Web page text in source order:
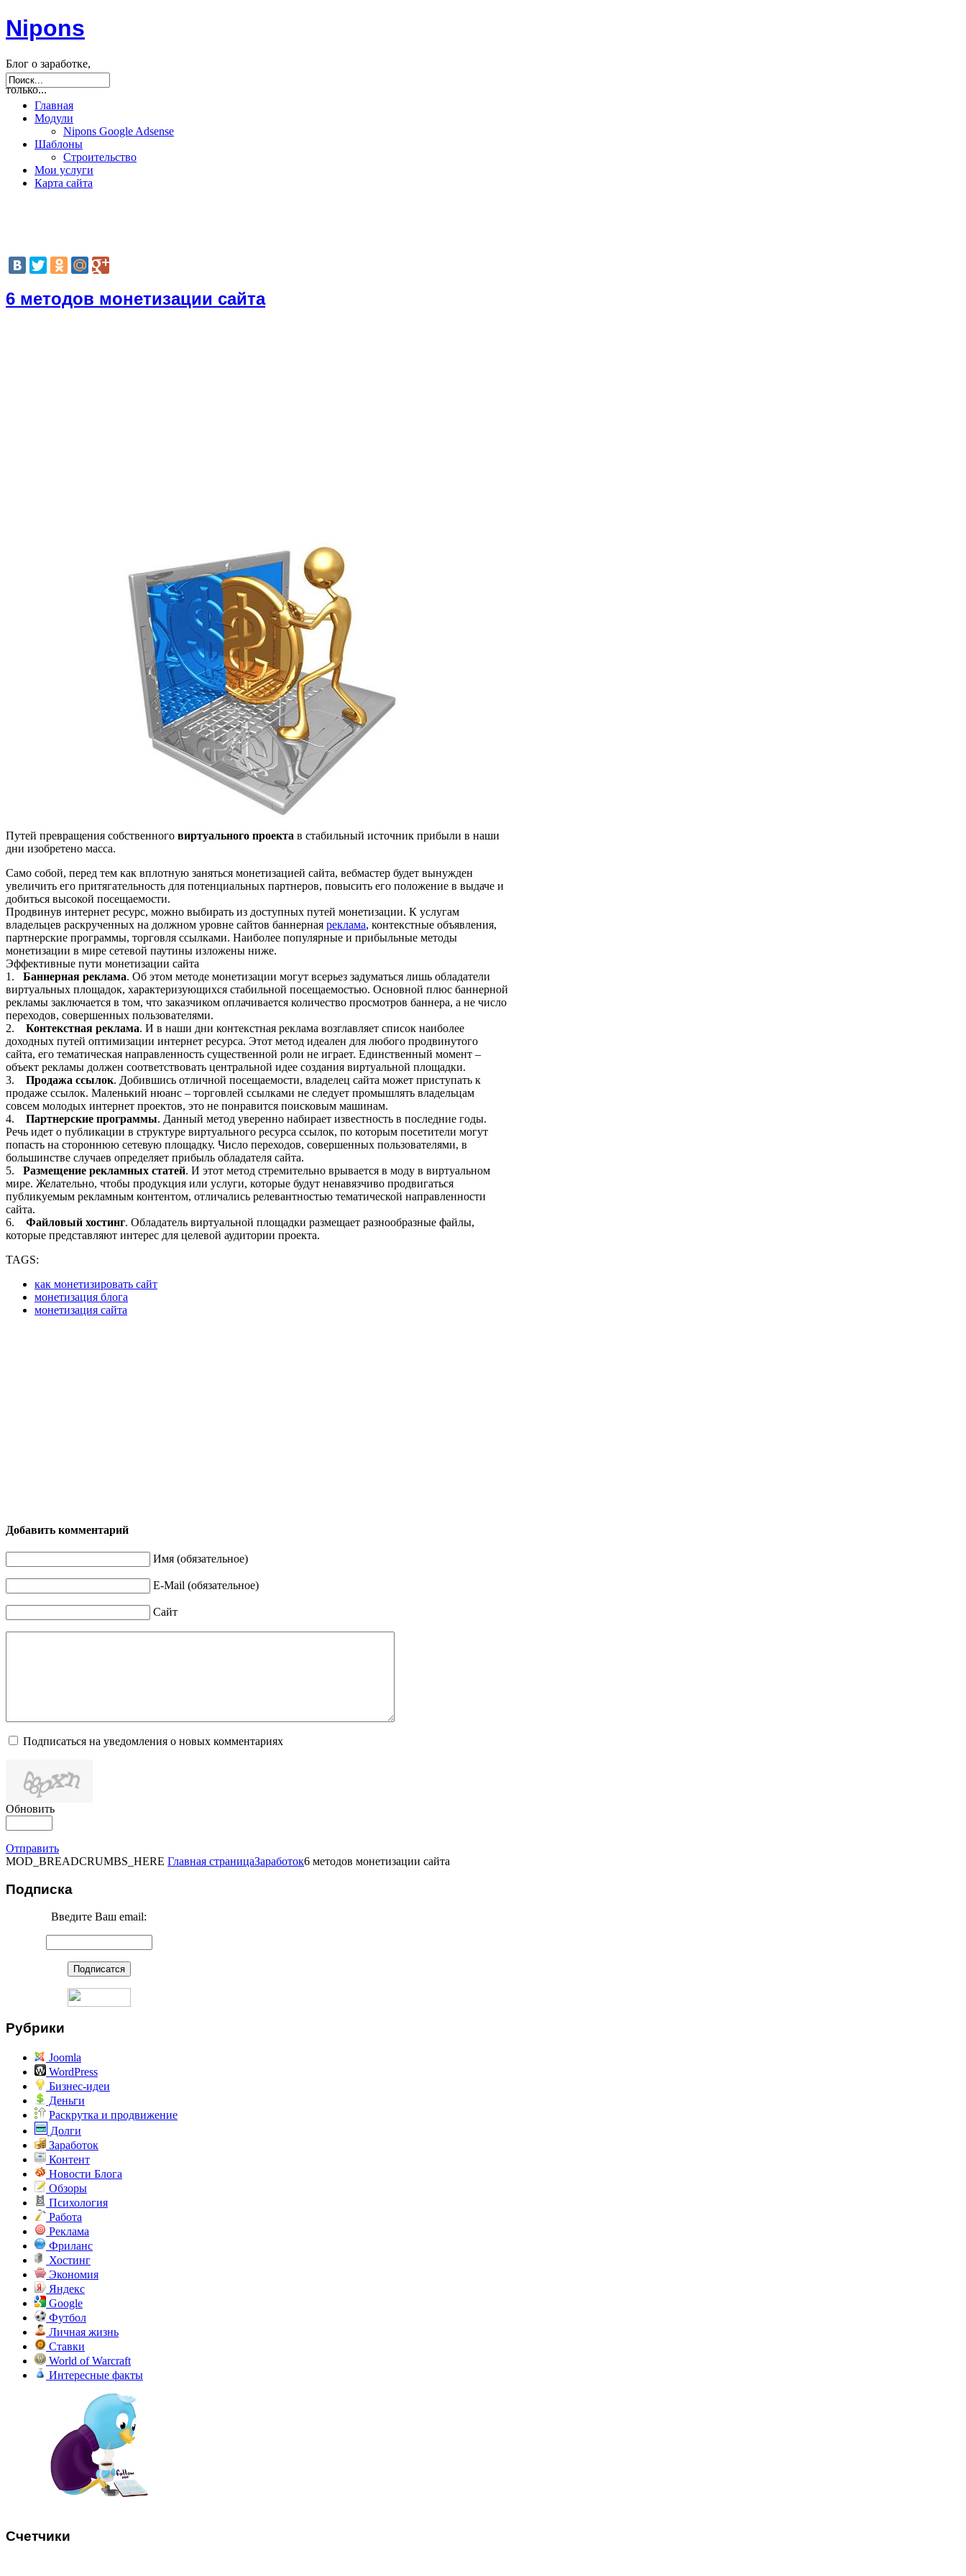
Nipons
Блог о заработке,
seo, joomla и не
только...
Главная
Модули
Nipons Google Adsense
Шаблоны
Строительство
Мои услуги
Карта сайта
6 методов монетизации сайта
Путей превращения собственного виртуального проекта в стабильный источник прибыли в наши
дни изобретено масса.
Само собой, перед тем как вплотную заняться монетизацией сайта, вебмастер будет вынужден
увеличить его притягательность для потенциальных партнеров, повысить его положение в выдаче и
добиться высокой посещаемости.
Продвинув интернет ресурс, можно выбирать из доступных путей монетизации. К услугам
владельцев раскрученных на должном уровне сайтов баннерная реклама, контекстные объявления,
партнерские программы, торговля ссылками. Наиболее популярные и прибыльные методы
монетизации в мире сетевой паутины изложены ниже.
Эффективные пути монетизации сайта
1. Баннерная реклама. Об этом методе монетизации могут всерьез задуматься лишь обладатели
виртуальных площадок, характеризующихся стабильной посещаемостью. Основной плюс баннерной
рекламы заключается в том, что заказчиком оплачивается количество просмотров баннера, а не число
переходов, совершенных пользователями.
2. Контекстная реклама. И в наши дни контекстная реклама возглавляет список наиболее
доходных путей оптимизации интернет ресурса. Этот метод идеален для любого продвинутого
сайта, его тематическая направленность существенной роли не играет. Единственный момент –
объект рекламы должен соответствовать центральной идее создания виртуальной площадки.
3. Продажа ссылок. Добившись отличной посещаемости, владелец сайта может приступать к
продаже ссылок. Маленький нюанс – торговлей ссылками не следует промышлять владельцам
совсем молодых интернет проектов, это не понравится поисковым машинам.
4. Партнерские программы. Данный метод уверенно набирает известность в последние годы.
Речь идет о публикации в структуре виртуального ресурса ссылок, по которым посетители могут
попасть на стороннюю сетевую площадку. Число переходов, совершенных пользователями, в
большинстве случаев определяет прибыль обладателя сайта.
5. Размещение рекламных статей. И этот метод стремительно врывается в моду в виртуальном
мире. Желательно, чтобы продукция или услуги, которые будут ненавязчиво продвигаться
публикуемым рекламным контентом, отличались релевантностью тематической направленности
сайта.
6. Файловый хостинг. Обладатель виртуальной площадки размещает разнообразные файлы,
которые представляют интерес для целевой аудитории проекта.
TAGS:
как монетизировать сайт
монетизация блога
монетизация сайта
Добавить комментарий
Имя (обязательное)
E-Mail (обязательное)
Сайт
Подписаться на уведомления о новых комментариях
Обновить
Отправить
MOD_BREADCRUMBS_HERE Главная страницаЗаработок6 методов монетизации сайта
Подписка
Введите Ваш email:
Рубрики
Joomla
WordPress
Бизнес-идеи
Деньги
Раскрутка и продвижение
Долги
Заработок
Контент
Новости Блога
Обзоры
Психология
Работа
Реклама
Фриланс
Хостинг
Экономия
Яндекс
Google
Футбол
Личная жизнь
Ставки
World of Warcraft
Интересные факты
Счетчики